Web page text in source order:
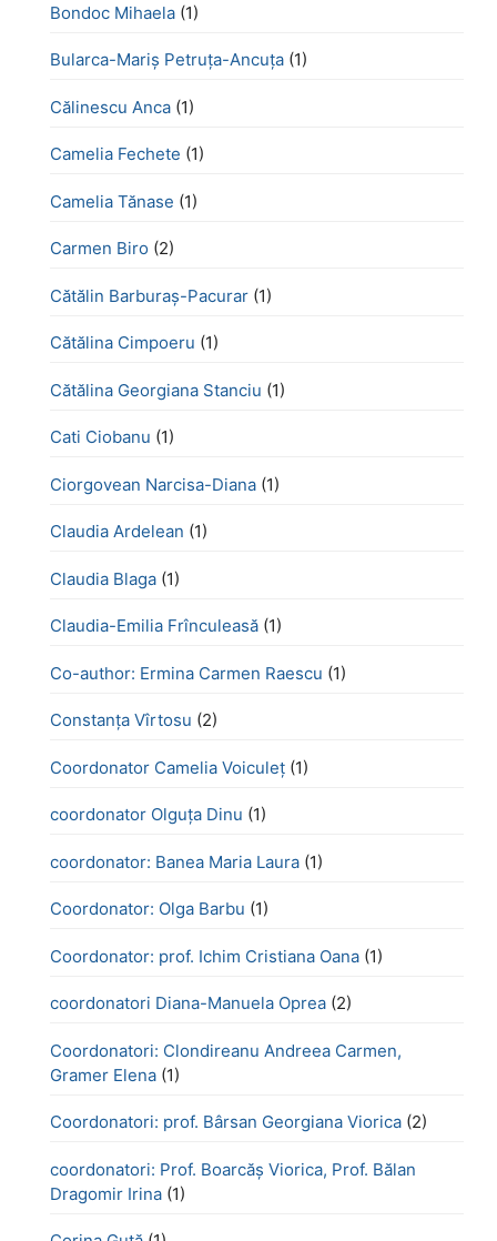
Bondoc Mihaela (1)
Bularca-Mariș Petruța-Ancuța (1)
Călinescu Anca (1)
Camelia Fechete (1)
Camelia Tănase (1)
Carmen Biro (2)
Cătălin Barburaș-Pacurar (1)
Cătălina Cimpoeru (1)
Cătălina Georgiana Stanciu (1)
Cati Ciobanu (1)
Ciorgovean Narcisa-Diana (1)
Claudia Ardelean (1)
Claudia Blaga (1)
Claudia-Emilia Frînculeasă (1)
Co-author: Ermina Carmen Raescu (1)
Constanța Vîrtosu (2)
Coordonator Camelia Voiculeț (1)
coordonator Olguța Dinu (1)
coordonator: Banea Maria Laura (1)
Coordonator: Olga Barbu (1)
Coordonator: prof. Ichim Cristiana Oana (1)
coordonatori Diana-Manuela Oprea (2)
Coordonatori: Clondireanu Andreea Carmen,
Gramer Elena (1)
Coordonatori: prof. Bârsan Georgiana Viorica (2)
coordonatori: Prof. Boarcăș Viorica, Prof. Bălan
Dragomir Irina (1)